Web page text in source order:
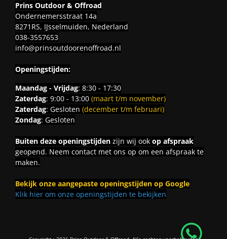
Prins Outdoor & Offroad
Ondernemersstraat 14a
8271RS, IJsselmuiden, Nederland
038-3557653
info@prinsoutdoorenoffroad.nl
Openingstijden:
Maandag - Vrijdag: 8:30 - 17:30
Zaterdag: 9:00 - 13:00 (maart t/m november)
Zaterdag: Gesloten (december t/m februari)
Zondag: Gesloten
Buiten deze openingstijdenzijn wij ook op afspraak
geopend. Neem contact met ons op om een afspraak te
maken.
Bekijk onze aangepaste openingstijden op Google
Klik hier om onze openingstijden te bekijken